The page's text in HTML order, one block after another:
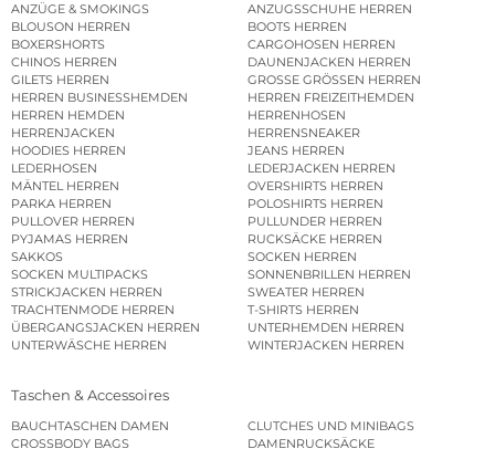
ANZÜGE & SMOKINGS
ANZUGSSCHUHE HERREN
BLOUSON HERREN
BOOTS HERREN
BOXERSHORTS
CARGOHOSEN HERREN
CHINOS HERREN
DAUNENJACKEN HERREN
GILETS HERREN
GROSSE GRÖSSEN HERREN
HERREN BUSINESSHEMDEN
HERREN FREIZEITHEMDEN
HERREN HEMDEN
HERRENHOSEN
HERRENJACKEN
HERRENSNEAKER
HOODIES HERREN
JEANS HERREN
LEDERHOSEN
LEDERJACKEN HERREN
MÄNTEL HERREN
OVERSHIRTS HERREN
PARKA HERREN
POLOSHIRTS HERREN
PULLOVER HERREN
PULLUNDER HERREN
PYJAMAS HERREN
RUCKSÄCKE HERREN
SAKKOS
SOCKEN HERREN
SOCKEN MULTIPACKS
SONNENBRILLEN HERREN
STRICKJACKEN HERREN
SWEATER HERREN
TRACHTENMODE HERREN
T-SHIRTS HERREN
ÜBERGANGSJACKEN HERREN
UNTERHEMDEN HERREN
UNTERWÄSCHE HERREN
WINTERJACKEN HERREN
Taschen & Accessoires
BAUCHTASCHEN DAMEN
CLUTCHES UND MINIBAGS
CROSSBODY BAGS
DAMENRUCKSÄCKE